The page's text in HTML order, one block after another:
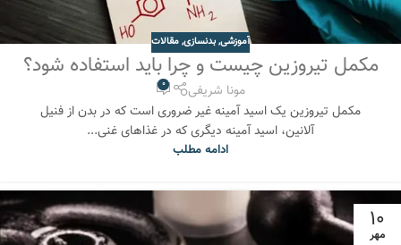
آموزشی,بدنسازی,مقالات
مکمل تیروزین چیست و چرا باید استفاده شود؟
مونا شریفی 0
مکمل تیروزین یک اسید آمینه غیر ضروری است که در بدن از فنیل
آلانین، اسید آمینه دیگری که در غذاهای غنی...
ادامه مطلب
10
مهر